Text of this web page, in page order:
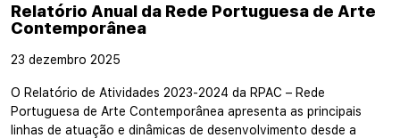
Relatório Anual da Rede Portuguesa de Arte
Contemporânea
23 dezembro 2025
O Relatório de Atividades 2023-2024 da RPAC – Rede
Portuguesa de Arte Contemporânea apresenta as principais
linhas de atuação e dinâmicas de desenvolvimento desde a